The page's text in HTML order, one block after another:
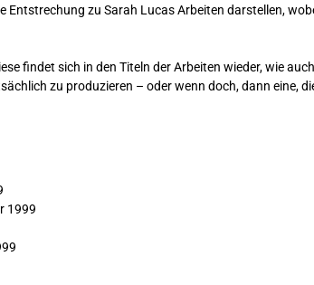
Entstrechung zu Sarah Lucas Arbeiten darstellen,
findet sich in den Titeln der Arbeiten wieder, wie
zu produzieren – oder wenn doch, dann eine,
1999